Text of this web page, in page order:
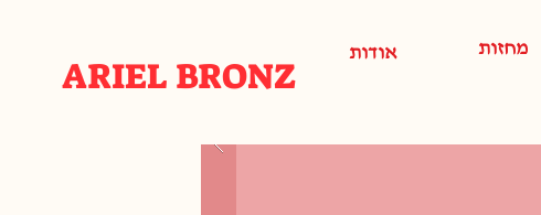
ARIEL BRONZ אודות מחזות